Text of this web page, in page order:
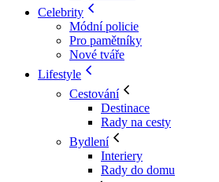
Celebrity
Módní policie
Pro pamětníky
Nové tváře
Lifestyle
Cestování
Destinace
Rady na cesty
Bydlení
Interiery
Rady do domu